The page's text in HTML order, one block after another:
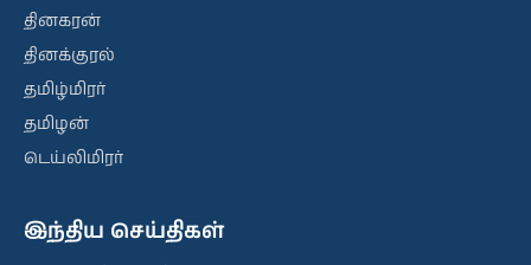
தினகரன்
தினக்குரல்
தமிழ்மிரர்
தமிழன்
டெய்லிமிரர்
இந்திய செய்திகள்